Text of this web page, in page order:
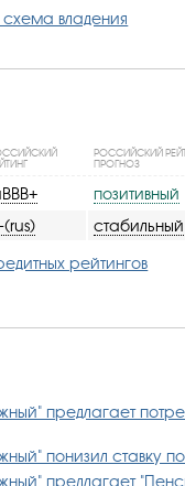
владения
РОССИЙСКИЙ
ПРОГНОЗ
позитивный
(rus)
стабильный
рейтингов
предлагает
понизил ставку
предлагает